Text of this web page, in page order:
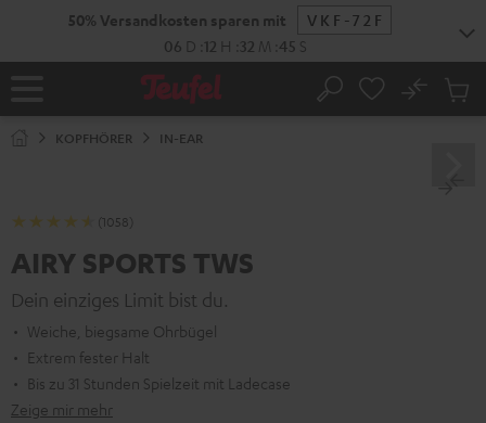
50% Versandkosten sparen mit
VKF-72F
06 D 12 H 32 M 43 S
Startseite Suche
No
KOPFHÖRER IN-EAR
(1058)
AIRY SPORTS TWS
Dein einziges Limit bist du.
Weiche, biegsame Ohrbügel
Extrem fester Halt
Bis zu 31 Stunden Spielzeit mit Ladecase
Zeige mir mehr